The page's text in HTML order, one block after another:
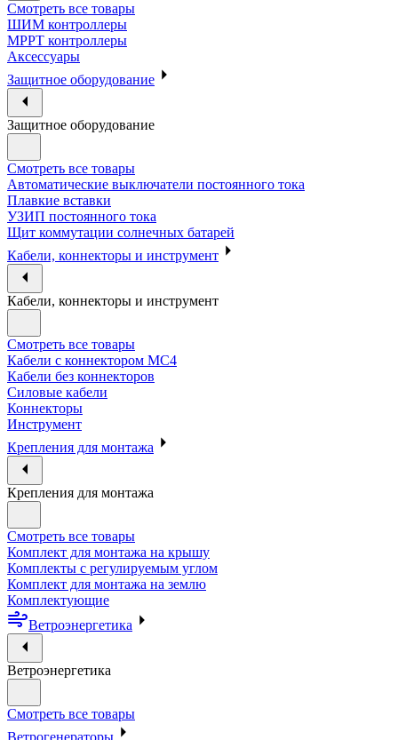
Смотреть все товары
ШИМ контроллеры
МРРТ контроллеры
Аксессуары
Защитное оборудование
Защитное оборудование
Смотреть все товары
Автоматические выключатели постоянного тока
Плавкие вставки
УЗИП постоянного тока
Щит коммутации солнечных батарей
Кабели, коннекторы и инструмент
Кабели, коннекторы и инструмент
Смотреть все товары
Кабели с коннектором МС4
Кабели без коннекторов
Силовые кабели
Коннекторы
Инструмент
Крепления для монтажа
Крепления для монтажа
Смотреть все товары
Комплект для монтажа на крышу
Комплекты с регулируемым углом
Комплект для монтажа на землю
Комплектующие
Ветроэнергетика
Ветроэнергетика
Смотреть все товары
Ветрогенераторы